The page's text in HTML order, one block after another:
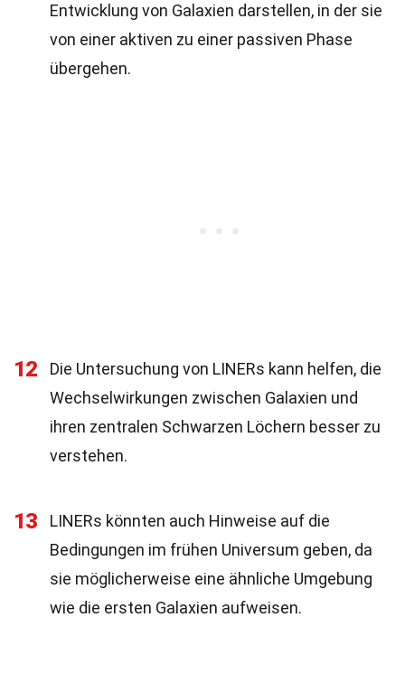
Entwicklung von Galaxien darstellen, in der sie
von einer aktiven zu einer passiven Phase
übergehen.
12
Die Untersuchung von LINERs kann helfen, die
Wechselwirkungen zwischen Galaxien und
ihren zentralen Schwarzen Löchern besser zu
verstehen.
13
LINERs könnten auch Hinweise auf die
Bedingungen im frühen Universum geben, da
sie möglicherweise eine ähnliche Umgebung
wie die ersten Galaxien aufweisen.